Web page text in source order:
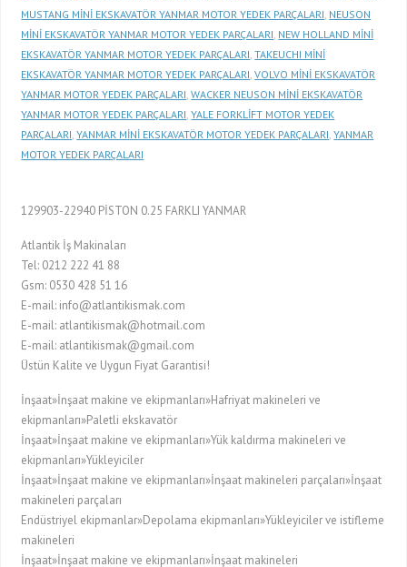
MUSTANG MİNİ EKSKAVATÖR YANMAR MOTOR YEDEK PARÇALARI NEUSON
MİNİ EKSKAVATÖR YANMAR MOTOR YEDEK PARÇALARI NEW HOLLAND MİNİ
EKSKAVATÖR YANMAR MOTOR YEDEK PARÇALARI ,TAKEUCHI MİNİ
EKSKAVATÖR YANMAR MOTOR YEDEK PARÇALARI ,VOLVO MİNİ EKSKAVATÖR
YANMAR MOTOR YEDEK PARÇALARI ,WACKER NEUSON MİNİ EKSKAVATÖR
YANMAR MOTOR YEDEK PARÇALARI ,YALE FORKLİFT MOTOR YEDEK
PARÇALARI ,YANMAR MİNİ EKSKAVATÖR MOTOR YEDEK PARÇALARI ,YANMAR
MOTOR YEDEK PARÇALARI
129903-22940 PİSTON 0.25 FARKLI YANMAR
Atlantik İş Makinaları
Tel: 0212 222 41 88
Gsm: 0530 428 51 16
E-mail: info@atlantikismak.com
E-mail: atlantikismak@hotmail.com
E-mail: atlantikismak@gmail.com
Üstün Kalite ve Uygun Fiyat Garantisi!
İnşaat»İnşaat makine ve ekipmanları»Hafriyat makineleri ve
ekipmanları»Paletli ekskavatör
İnşaat»İnşaat makine ve ekipmanları»Yük kaldırma makineleri ve
ekipmanları»Yükleyiciler
İnşaat»İnşaat makine ve ekipmanları»İnşaat makineleri parçaları»İnşaat
makineleri parçaları
Endüstriyel ekipmanlar»Depolama ekipmanları»Yükleyiciler ve istifleme
makineleri
İnşaat»İnşaat makine ve ekipmanları»İnşaat makineleri